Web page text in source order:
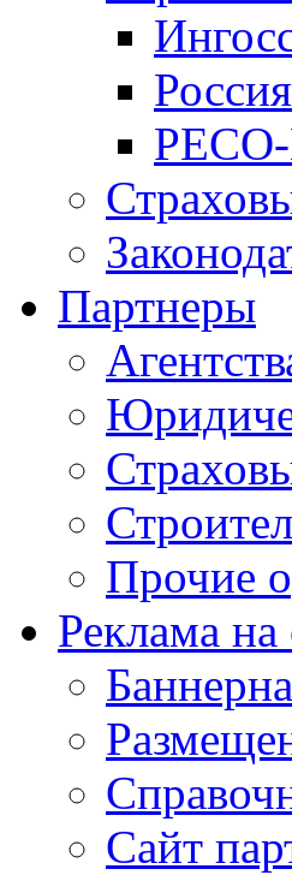
Россия
РЕСО-
Партнеры
Прочие
Реклама на
Сайт